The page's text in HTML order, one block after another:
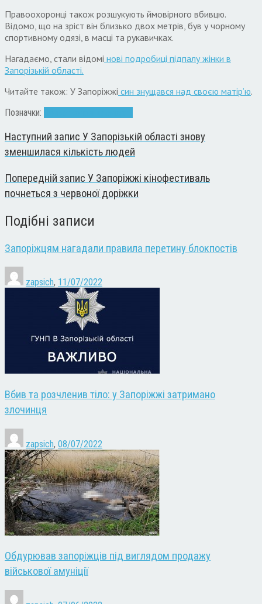
Правоохоронці також розшукують ймовірного вбивцю.
Відомо, що на зріст він близько двох метрів, був у чорному
спортивному одязі, в масці та рукавичках.
Нагадаємо, стали відомі нові подробиці підпалу жінки в
Запорізькій області.
Читайте також: У Запоріжжі син знущався над своєю матір’ю.
Позначки:
Наступний запис У Запорізькій області знову
зменшилася кількість людей
Попередній запис У Запоріжжі кінофестиваль
почнеться з червоної доріжки
Подібні записи
Запоріжцям нагадали правила перетину блокпостів
zapsich, 11/07/2022
Вбив та розчленив тіло: у Запоріжжі затримано
злочинця
zapsich, 08/07/2022
Обдурював запоріжців під виглядом продажу
військової амуніції